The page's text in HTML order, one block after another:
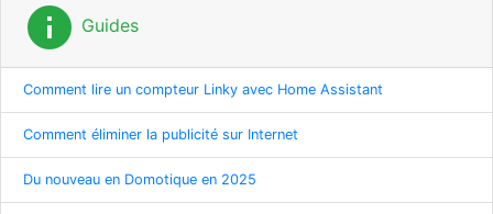
info Guides
Comment lire un compteur Linky avec Home Assistant
Comment éliminer la publicité sur Internet
Du nouveau en Domotique en 2025